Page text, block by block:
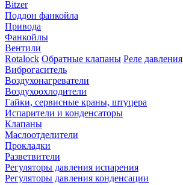
Bitzer
Поддон фанкойла
Привода
Фанкойлы
Вентили
Rotalock Обратные клапаны Реле давления
Виброгаситель
Воздухонагреватели
Воздухоохлодители
Гайки, сервисные краны, штуцера
Испарители и конденсаторы
Клапаны
Маслоотделители
Прокладки
Разветвители
Регуляторы давления испарения
Регуляторы давления конденсации